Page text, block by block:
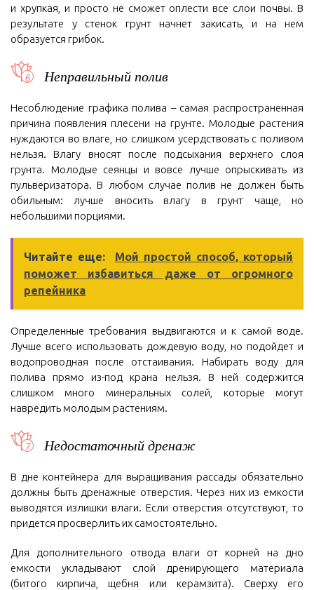
и хрупкая, и просто не сможет оплести все слои почвы. В
результате у стенок грунт начнет закисать, и на нем
образуется грибок.
Неправильный полив
Несоблюдение графика полива – самая распространенная
причина появления плесени на грунте. Молодые растения
нуждаются во влаге, но слишком усердствовать с поливом
нельзя. Влагу вносят после подсыхания верхнего слоя
грунта. Молодые сеянцы и вовсе лучше опрыскивать из
пульверизатора. В любом случае полив не должен быть
обильным: лучше вносить влагу в грунт чаще, но
небольшими порциями.
Читайте еще:
Мой простой способ, который
поможет избавиться даже от огромного
репейника
Определенные требования выдвигаются и к самой воде.
Лучше всего использовать дождевую воду, но подойдет и
водопроводная после отстаивания. Набирать воду для
полива прямо из-под крана нельзя. В ней содержится
слишком много минеральных солей, которые могут
навредить молодым растениям.
Недостаточный дренаж
В дне контейнера для выращивания рассады обязательно
должны быть дренажные отверстия. Через них из емкости
выводятся излишки влаги. Если отверстия отсутствуют, то
придется просверлить их самостоятельно.
Для дополнительного отвода влаги от корней на дно
емкости укладывают слой дренирующего материала
(битого кирпича, щебня или керамзита). Сверху его